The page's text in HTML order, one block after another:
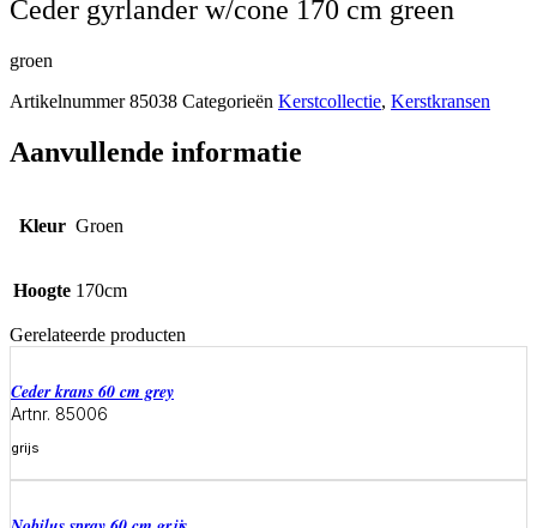
ceder gyrlander w/cone 170 cm green
groen
Artikelnummer85038 Categorieën Kerstcollectie, Kerstkransen
Aanvullende informatie
Kleur Groen
Hoogte 170cm
Gerelateerde producten
ceder krans 60 cm grey
Artnr. 85006
grijs
Meer informatie